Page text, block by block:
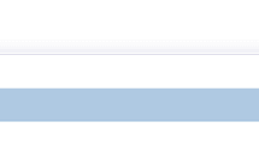
Déficients Auditifs du